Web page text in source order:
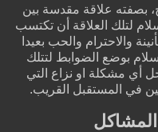
بصفته علاقة مقدسة بين
لتلك العلاقة أن تكتسب
والاحترام والحب بعيدا
بوضع الضوابط لتتلك
أي مشكلة او نزاع التي
في المستقبل القريب.